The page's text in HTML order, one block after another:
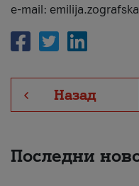
e-mail:
Назад
Последни